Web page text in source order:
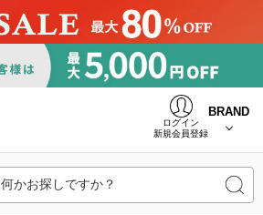
ログイン
新規会員登録
BRAND
何かお探しですか？